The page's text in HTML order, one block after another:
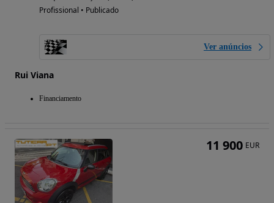
Profissional • Publicado
Ver anúncios
Rui Viana
Financiamento
11 900 EUR